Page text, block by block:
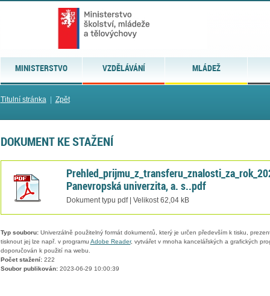
MINISTERSTVO VZDĚLÁVÁNÍ MLÁDEŽ
Titulní stránka| Zpět
DOKUMENT KE STAŽENÍ
Panevropská univerzita, a. s..pdf
Dokument typu pdf | Velikost 62,04 kB
Typ souboru:Univerzálně použitelný formát dokumentů, který je určen především k tisku,
tisknout jej lze např. v programu Adobe Reader, vytvářet v mnoha kancelářských a grafických
doporučován k použití na webu.
Počet stažení:222
Soubor publikován:2023-06-29 10:00:39